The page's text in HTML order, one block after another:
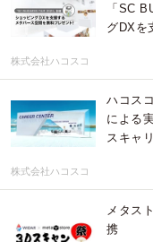
「SC
グDXを
株式会社ハコスコ
ハコス
による
スキャ
株式会社ハコスコ
メタス
携